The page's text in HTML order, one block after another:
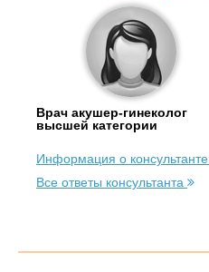
Врач акушер-гинеколог
высшей категории
Информация о консультанте
Все ответы консультанта